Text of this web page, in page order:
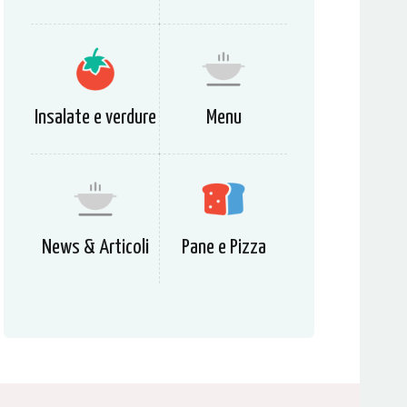
Insalate e verdure Menu
News & Articoli Pane e Pizza